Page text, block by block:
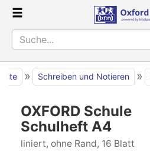
» Schreiben und Notieren »
OXFORD Schule
Schulheft A4
liniert, ohne Rand, 16 Blatt